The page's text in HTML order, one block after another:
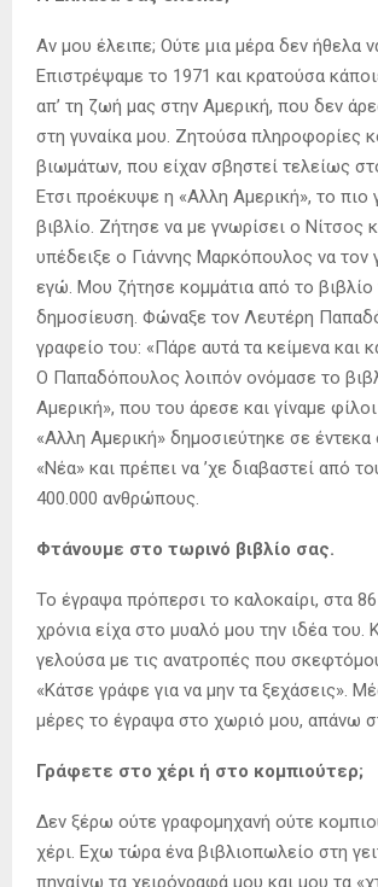
Αν μου έλειπε; Ούτε μια μέρα δεν ήθελα
Επιστρέψαμε το 1971 και κρατούσα
απ’ τη ζωή μας στην Αμερική, που δεν
στη γυναίκα μου. Ζητούσα πληροφορίες
βιωμάτων, που είχαν σβηστεί τελείως
Ετσι προέκυψε η «Αλλη Αμερική», το πιο
βιβλίο. Ζήτησε να με γνωρίσει ο Νίτσος
υπέδειξε ο Γιάννης Μαρκόπουλος να τον
εγώ. Μου ζήτησε κομμάτια από το
δημοσίευση. Φώναξε τον Λευτέρη
γραφείο του: «Πάρε αυτά τα κείμενα και
Ο Παπαδόπουλος λοιπόν ονόμασε το
Αμερική», που του άρεσε και γίναμε
«Αλλη Αμερική» δημοσιεύτηκε σε
«Νέα» και πρέπει να ’χε διαβαστεί από
400.000 ανθρώπους.
Φτάνουμε στο τωρινό βιβλίο σας.
Το έγραψα πρόπερσι το καλοκαίρι, στα
χρόνια είχα στο μυαλό μου την ιδέα του.
γελούσα με τις ανατροπές που
«Κάτσε γράφε για να μην τα ξεχάσεις».
μέρες το έγραψα στο χωριό μου, απάνω
Γράφετε στο χέρι ή στο κομπιούτερ;
Δεν ξέρω ούτε γραφομηχανή ούτε
χέρι. Εχω τώρα ένα βιβλιοπωλείο στη
πηγαίνω τα χειρόγραφά μου και μου τα